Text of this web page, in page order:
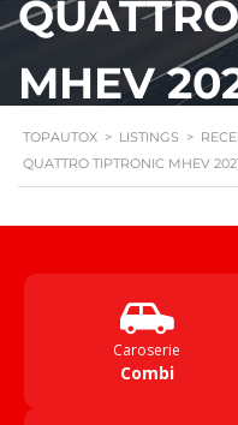
MHEV
TOPAUTOX > LISTINGS >
QUATTRO TIPTRONIC MHEV
Caroserie
Combi